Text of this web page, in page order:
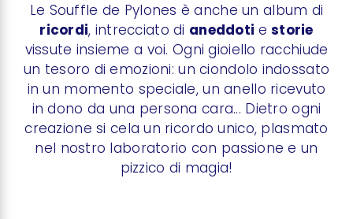
Le Souffle de Pylones è anche un album di
ricordi, intrecciato di aneddoti estorie
vissute insieme a voi. Ogni gioiello racchiude
un tesoro di emozioni: un ciondolo indossato
in un momento speciale, un anello ricevuto
in dono da una persona cara... Dietro ogni
creazione si cela un ricordo unico, plasmato
nel nostro laboratorio con passione e un
pizzico di magia!